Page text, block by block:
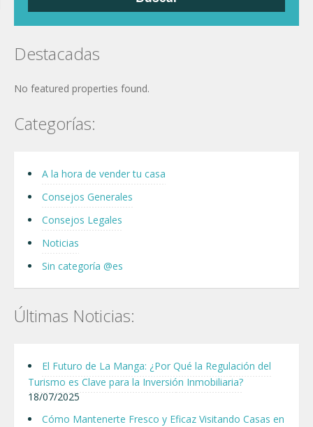
Destacadas
No featured properties found.
Categorías:
A la hora de vender tu casa
Consejos Generales
Consejos Legales
Noticias
Sin categoría @es
Últimas Noticias:
El Futuro de La Manga: ¿Por Qué la Regulación del
Turismo es Clave para la Inversión Inmobiliaria?
18/07/2025
Cómo Mantenerte Fresco y Eficaz Visitando Casas en